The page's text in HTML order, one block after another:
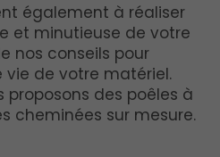
également à réaliser
et minutieuse de votre
nos conseils pour
vie de votre matériel.
proposons des poêles à
cheminées sur mesure.